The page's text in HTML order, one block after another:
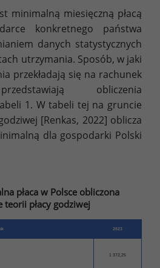
minimalną miesięczną płacą
konkretnego państwa
danych statystycznych
utrzymania. Sposób, w jaki
przekładają się na rachunek
obliczenia
1. W tabeli tej na gruncie
[Renkas, 2022] oblicza
dla gospodarki Polski
płaca w Polsce obliczona
teorii płacy godziwej
2023
1 372,25